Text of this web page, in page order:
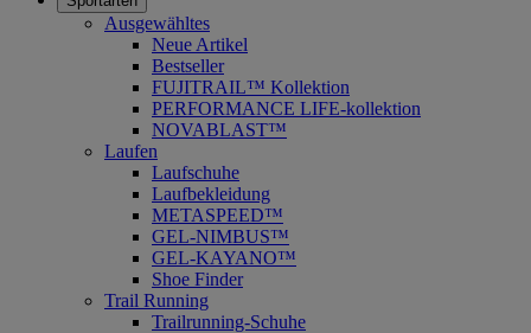
Ausgewähltes
Neue Artikel
Bestseller
FUJITRAIL™ Kollektion
PERFORMANCE LIFE-kollektion
NOVABLAST™
Laufen
Laufschuhe
Laufbekleidung
METASPEED™
GEL-NIMBUS™
GEL-KAYANO™
Shoe Finder
Trail Running
Trailrunning-Schuhe